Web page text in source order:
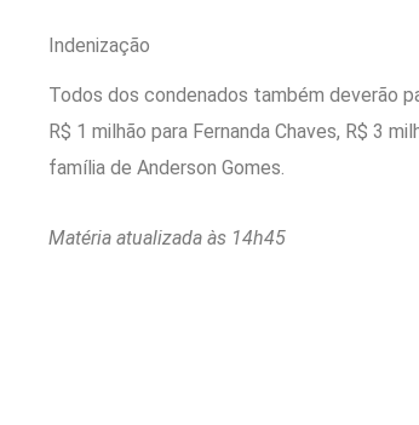
Indenização
Todos dos condenados também deverão
R$ 1 milhão para Fernanda Chaves, R$ 3
família de Anderson Gomes.
Matéria atualizada às 14h45